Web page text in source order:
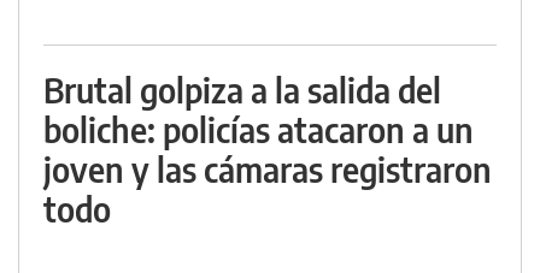
Brutal golpiza a la salida del
boliche: policías atacaron a un
joven y las cámaras registraron
todo